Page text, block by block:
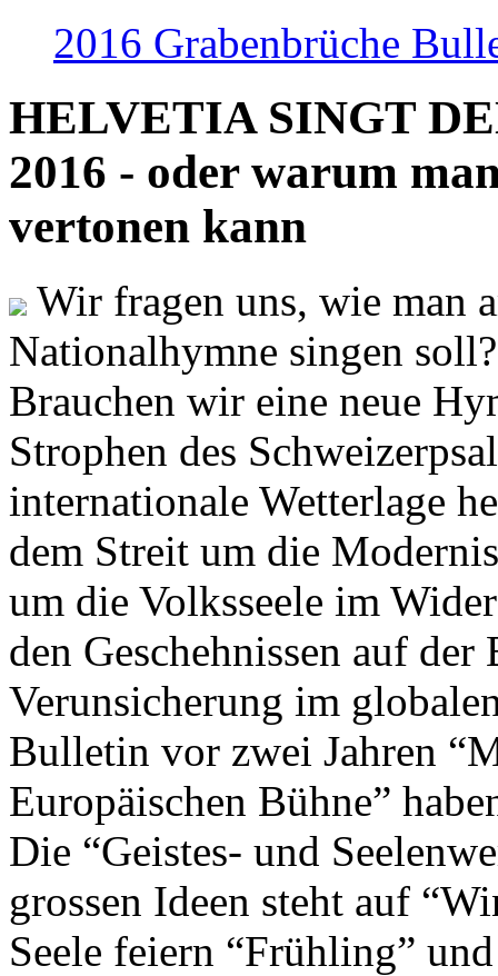
2016 Grabenbrüche
HELVETIA SINGT
2016 - oder warum
vertonen kann
Wir fragen uns, wie man
Nationalhymne singen
Brauchen wir eine neue
Strophen des
internationale Wetterlage
dem Streit um die
um die Volksseele im
den Geschehnissen auf
Verunsicherung im
Bulletin vor zwei Jahren
Europäischen Bühne”
Die “Geistes- und
grossen Ideen steht auf
Seele feiern “Frühling”